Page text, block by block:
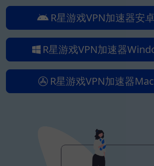
R星游戏VPN加速器安
R星游戏VPN加速器
R星游戏VPN加速器